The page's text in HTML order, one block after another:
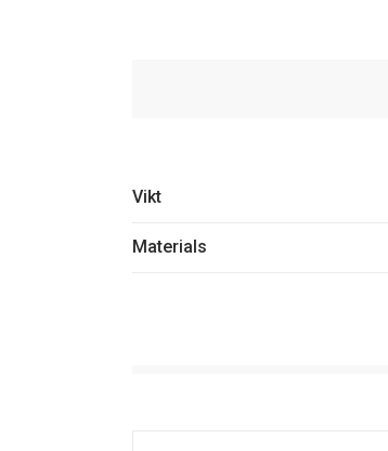
Vikt
Materials